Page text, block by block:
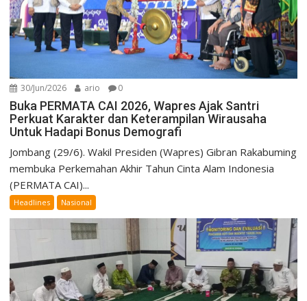
30/Jun/2026 ario 0
Buka PERMATA CAI 2026, Wapres Ajak Santri
Perkuat Karakter dan Keterampilan Wirausaha
Untuk Hadapi Bonus Demografi
Jombang (29/6). Wakil Presiden (Wapres) Gibran Rakabuming
membuka Perkemahan Akhir Tahun Cinta Alam Indonesia
(PERMATA CAI)...
Headlines Nasional